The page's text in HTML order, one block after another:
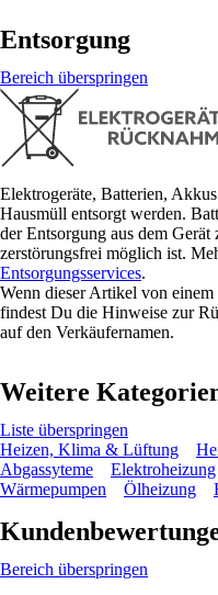
Entsorgung
Bereich überspringen
Elektrogeräte, Batterien,
Hausmüll entsorgt werden.
der Entsorgung aus dem Gerät
zerstörungsfrei möglich ist.
Entsorgungsservices.
Wenn dieser Artikel von
findest Du die Hinweise zur
auf den Verkäufernamen.
Weitere
Liste überspringen
Heizen, Klima & Lüftung
Abgassyteme
Elektroheizung
Wärmepumpen
Ölheizung
Bereich überspringen